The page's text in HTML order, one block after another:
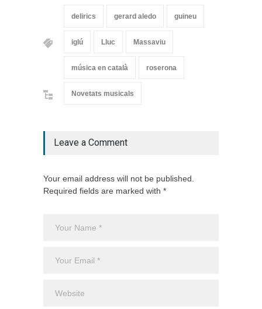
delirics gerard aledo guineu
iglú Lluc Massaviu
música en català roserona
Novetats musicals
Leave a Comment
Your email address will not be published.
Required fields are marked with *